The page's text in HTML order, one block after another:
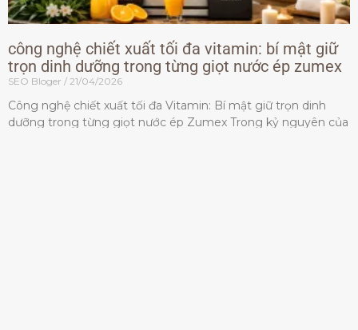
công nghệ chiết xuất tối đa vitamin: bí mật giữ
trọn dinh dưỡng trong từng giọt nước ép zumex
SEO Bloger 21/04/2026
Công nghệ chiết xuất tối đa Vitamin: Bí mật giữ trọn dinh
dưỡng trong từng giọt nước ép Zumex Trong kỷ nguyên của